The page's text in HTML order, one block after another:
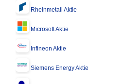
Rheinmetall Aktie
Microsoft Aktie
Infineon Aktie
Siemens Energy Aktie